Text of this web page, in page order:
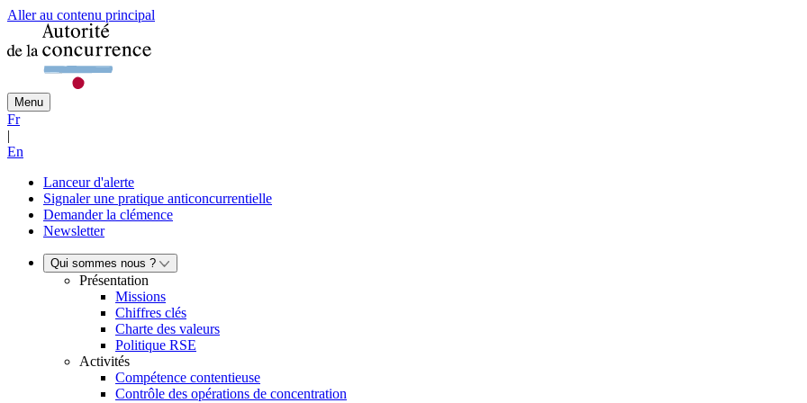
Aller au contenu principal
Menu
Fr
|
En
Lanceur d'alerte
Signaler une pratique anticoncurrentielle
Demander la clémence
Newsletter
Qui sommes nous ?
Présentation
Missions
Chiffres clés
Charte des valeurs
Politique RSE
Activités
Compétence contentieuse
Contrôle des opérations de concentration